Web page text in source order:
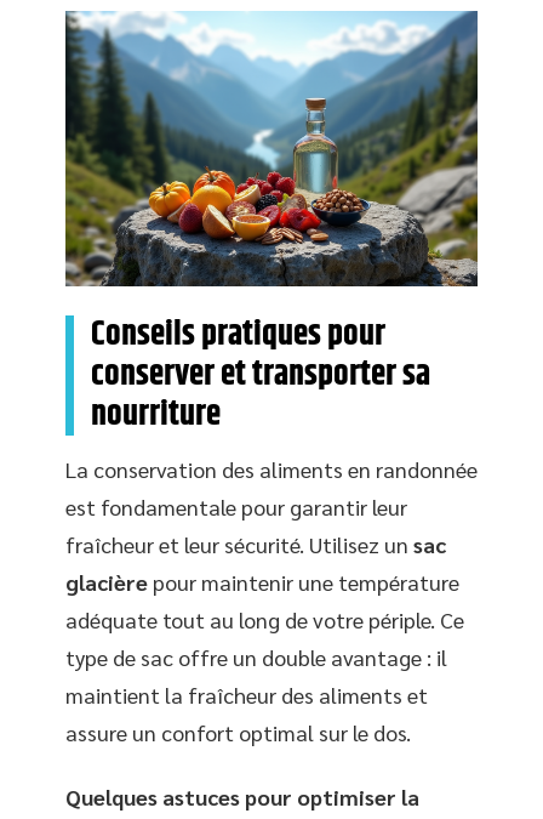
Conseils pratiques pour
conserver et transporter sa
nourriture
La conservation des aliments en randonnée
est fondamentale pour garantir leur
fraîcheur et leur sécurité. Utilisez un sac
glacière pour maintenir une température
adéquate tout au long de votre périple. Ce
type de sac offre un double avantage : il
maintient la fraîcheur des aliments et
assure un confort optimal sur le dos.
Quelques astuces pour optimiser la